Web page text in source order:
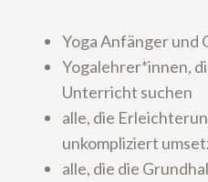
Yoga Anfänger und
Yogalehrer*innen,
Unterricht suchen
alle, die
unkompliziert
alle, die die